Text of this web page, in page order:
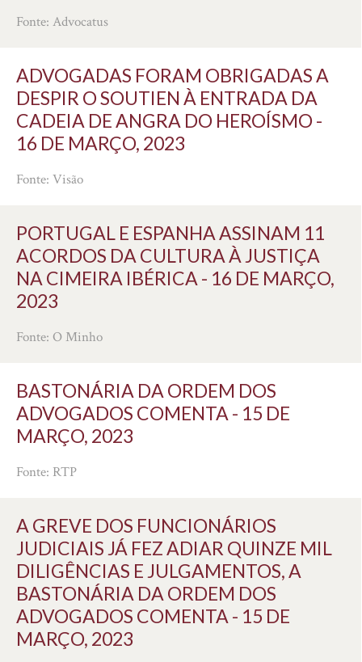
Fonte: Advocatus
ADVOGADAS FORAM OBRIGADAS A
DESPIR O SOUTIEN À ENTRADA DA
CADEIA DE ANGRA DO HEROÍSMO -
16 DE MARÇO, 2023
Fonte: Visão
PORTUGAL E ESPANHA ASSINAM 11
ACORDOS DA CULTURA À JUSTIÇA
NA CIMEIRA IBÉRICA - 16 DE MARÇO,
2023
Fonte: O Minho
BASTONÁRIA DA ORDEM DOS
ADVOGADOS COMENTA - 15 DE
MARÇO, 2023
Fonte: RTP
A GREVE DOS FUNCIONÁRIOS
JUDICIAIS JÁ FEZ ADIAR QUINZE MIL
DILIGÊNCIAS E JULGAMENTOS, A
BASTONÁRIA DA ORDEM DOS
ADVOGADOS COMENTA - 15 DE
MARÇO, 2023